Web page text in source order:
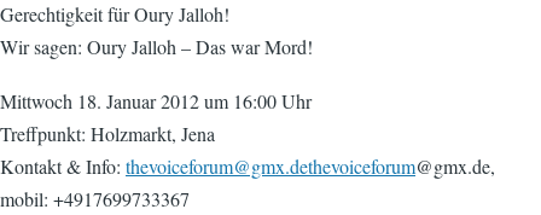
Gerechtigkeit für Oury Jalloh!
Wir sagen: Oury Jalloh – Das war Mord!
Mittwoch 18. Januar 2012 um 16:00 Uhr
Treffpunkt: Holzmarkt, Jena
Kontakt & Info: thevoiceforum@gmx.dethevoiceforum@gmx.de,
mobil: +4917699733367